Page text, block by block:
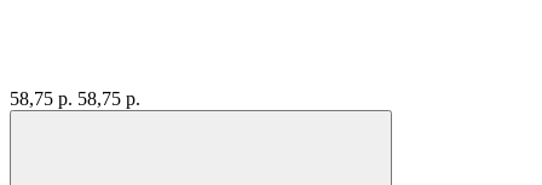
58,75 р. 58,75 р.